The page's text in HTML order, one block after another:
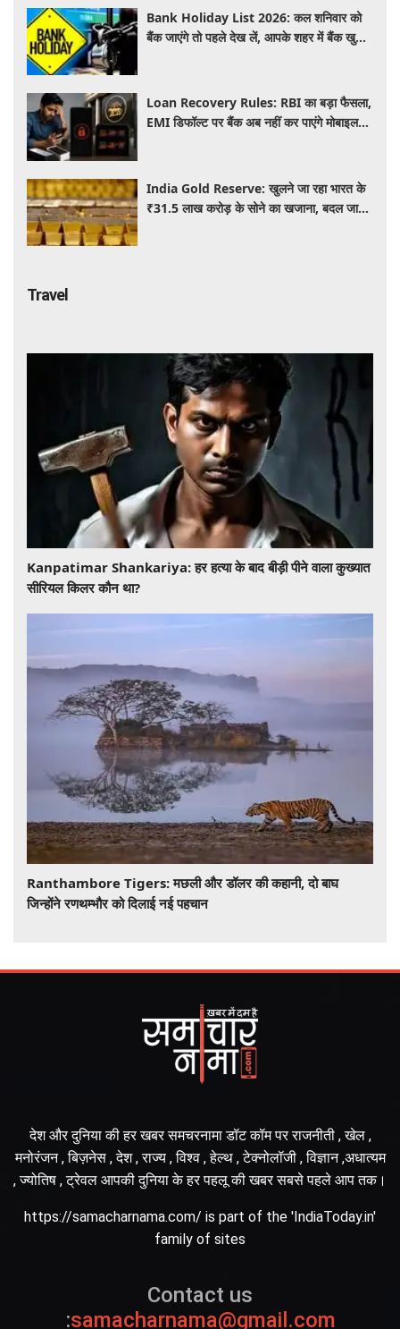
Bank Holiday List 2026: कल शनिवार को
बैंक जाएंगे तो पहले देख लें, आपके शहर में बैंक खुले
Loan Recovery Rules: RBI का बड़ा फैसला,
EMI डिफॉल्ट पर बैंक अब नहीं कर पाएंगे मोबाइल
India Gold Reserve: खुलने जा रहा भारत के
₹31.5 लाख करोड़ के सोने का खजाना, बदल जाएगा
Travel
​​​​​​​Kanpatimar Shankariya: हर हत्या के बाद बीड़ी पीने वाला कुख्यात
सीरियल किलर कौन था?
Ranthambore Tigers: मछली और डॉलर की कहानी, दो बाघ
जिन्होंने रणथम्भौर को दिलाई नई पहचान
देश और दुनिया की हर खबर समचरनामा डॉट कॉम पर राजनीती , खेल ,
मनोरंजन , बिज़नेस , देश , राज्य , विश्व , हेल्थ , टेक्नोलॉजी , विज्ञान ,अधात्यम
, ज्योतिष , ट्रेवल आपकी दुनिया के हर पहलू की खबर सबसे पहले आप तक।
https://samacharnama.com/ is part of the 'IndiaToday.in'
family of sites
Contact us
:samacharnama@gmail.com